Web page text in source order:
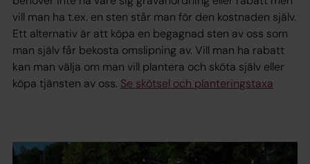
vill man ha t.ex. en sten står man för den kostnaden själv.
Ett alternativ är att köpa en begagnad sten av oss som
man själv får bekosta omslipning av. Vill man ha rabatt
kan man välja om man vill plantera och sköta själv eller
köpa tjänsten av oss. Se skötsel och planteringstaxa